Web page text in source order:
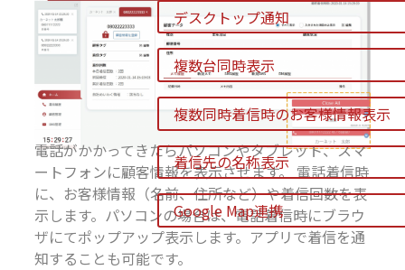
デスクトップ通知
複数台同時表示
複数同時着信時のお客様情報表示
着信先の名称表示
Google Map連携
電話がかかってきたらパソコンやタブレット、スマ
ートフォンに顧客情報を表示させます。 電話着信時
に、お客様情報（名前、住所など）や着信回数を表
示します。パソコンの場合は、電話着信時にブラウ
ザにてポップアップ表示します。アプリで着信を通
知することも可能です。